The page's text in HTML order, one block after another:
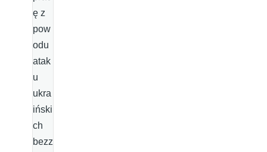
ę z
pow
odu
atak
u
ukra
iński
ch
bezz